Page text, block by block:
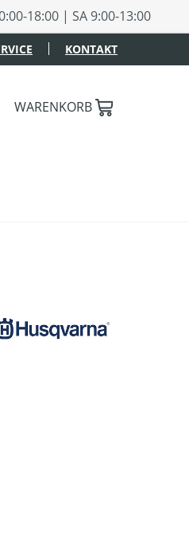
18:00 | SA 9:00-13:00
KONTAKT
WARENKORB